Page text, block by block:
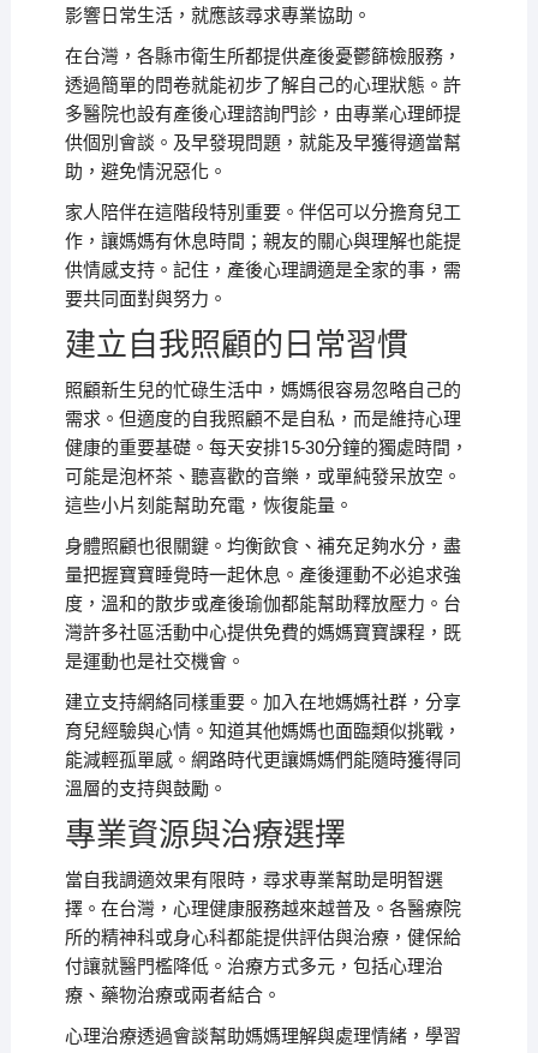
影響日常生活，就應該尋求專業協助。
在台灣，各縣市衛生所都提供產後憂鬱篩檢服務，
透過簡單的問卷就能初步了解自己的心理狀態。許
多醫院也設有產後心理諮詢門診，由專業心理師提
供個別會談。及早發現問題，就能及早獲得適當幫
助，避免情況惡化。
家人陪伴在這階段特別重要。伴侶可以分擔育兒工
作，讓媽媽有休息時間；親友的關心與理解也能提
供情感支持。記住，產後心理調適是全家的事，需
要共同面對與努力。
建立自我照顧的日常習慣
照顧新生兒的忙碌生活中，媽媽很容易忽略自己的
需求。但適度的自我照顧不是自私，而是維持心理
健康的重要基礎。每天安排15-30分鐘的獨處時間，
可能是泡杯茶、聽喜歡的音樂，或單純發呆放空。
這些小片刻能幫助充電，恢復能量。
身體照顧也很關鍵。均衡飲食、補充足夠水分，盡
量把握寶寶睡覺時一起休息。產後運動不必追求強
度，溫和的散步或產後瑜伽都能幫助釋放壓力。台
灣許多社區活動中心提供免費的媽媽寶寶課程，既
是運動也是社交機會。
建立支持網絡同樣重要。加入在地媽媽社群，分享
育兒經驗與心情。知道其他媽媽也面臨類似挑戰，
能減輕孤單感。網路時代更讓媽媽們能隨時獲得同
溫層的支持與鼓勵。
專業資源與治療選擇
當自我調適效果有限時，尋求專業幫助是明智選
擇。在台灣，心理健康服務越來越普及。各醫療院
所的精神科或身心科都能提供評估與治療，健保給
付讓就醫門檻降低。治療方式多元，包括心理治
療、藥物治療或兩者結合。
心理治療透過會談幫助媽媽理解與處理情緒，學習